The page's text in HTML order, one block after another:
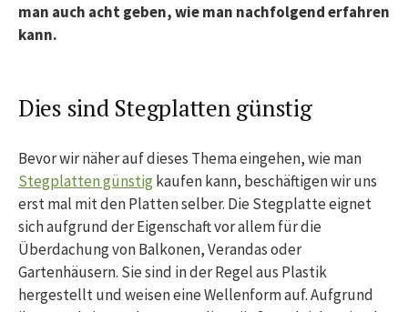
man auch acht geben, wie man nachfolgend erfahren
kann.
Dies sind Stegplatten günstig
Bevor wir näher auf dieses Thema eingehen, wie man
Stegplatten günstigkaufen kann, beschäftigen wir uns
erst mal mit den Platten selber. Die Stegplatte eignet
sich aufgrund der Eigenschaft vor allem für die
Überdachung von Balkonen, Verandas oder
Gartenhäusern. Sie sind in der Regel aus Plastik
hergestellt und weisen eine Wellenform auf. Aufgrund